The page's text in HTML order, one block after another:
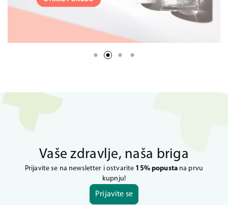
Vaše zdravlje, naša briga
Prijavite se na newsletter i ostvarite 15% popustana prvu
kupnju!
Prijavite se